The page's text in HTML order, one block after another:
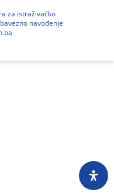
za istraživačko
navođenje